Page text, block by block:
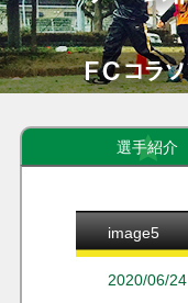
選手紹介
image5
2020/06/24